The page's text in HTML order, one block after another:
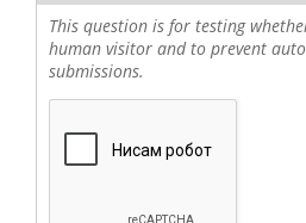
This question is for testing
human visitor and to prevent
submissions.